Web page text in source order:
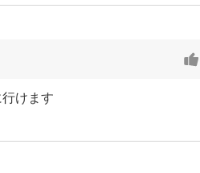
けます